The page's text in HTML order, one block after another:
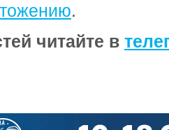
.
читайте в